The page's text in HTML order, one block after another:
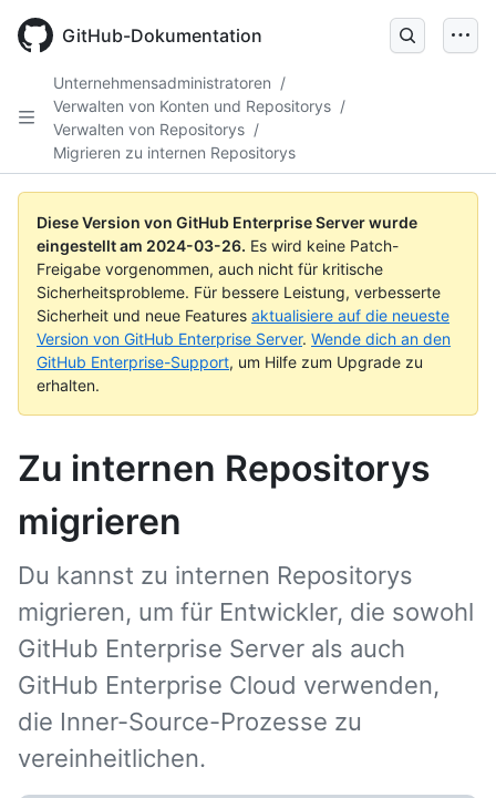
main
GitHub-Dokumentation
Unternehmensadministratoren /
Verwalten von Konten und Repositorys /
Verwalten von Repositorys /
Migrieren zu internen Repositorys
Diese Version von GitHub Enterprise Server wurde
eingestellt am 2024-03-26. Es wird keine Patch-
Freigabe vorgenommen, auch nicht für kritische
Sicherheitsprobleme. Für bessere Leistung, verbesserte
Sicherheit und neue Features aktualisiere auf die neueste
Version von GitHub Enterprise Server. Wende dich an den
GitHub Enterprise-Support, um Hilfe zum Upgrade zu
erhalten.
Zu internen Repositorys
migrieren
Du kannst zu internen Repositorys
migrieren, um für Entwickler, die sowohl
GitHub Enterprise Server als auch
GitHub Enterprise Cloud verwenden,
die Inner-Source-Prozesse zu
vereinheitlichen.